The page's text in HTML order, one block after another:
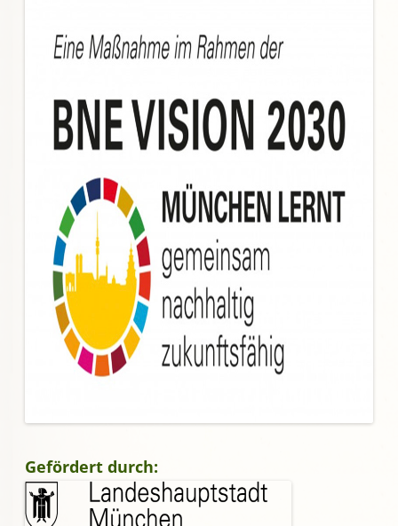
Gefördert durch: